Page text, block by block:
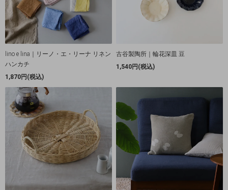
lino e lina｜リーノ・エ・リーナ リネン
ハンカチ
1,870円(税込)
古谷製陶所｜輪花深皿 豆
1,540円(税込)